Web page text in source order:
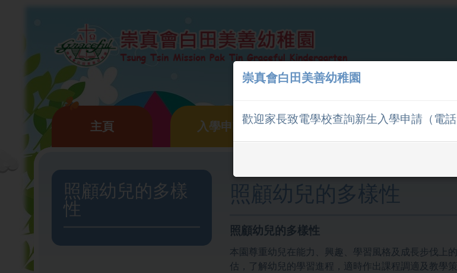
崇真會白田美善幼稚園
歡迎家長致電學校查詢新生入學申請（電話
主頁 入學申請 我們的學校 學
照顧幼兒的多樣
性
照顧幼兒的多樣性
照顧幼兒的多樣性
本園尊重幼兒在能力、興趣、學習風格及成長步伐上
估，了解幼兒的學習進程，適時作出課程調適及教學